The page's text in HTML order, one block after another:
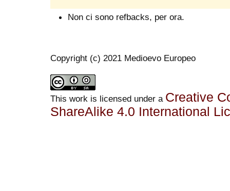
Non ci sono refbacks, per ora.
Copyright (c) 2021 Medioevo Europeo
This work is licensed under a Creative
ShareAlike 4.0 International